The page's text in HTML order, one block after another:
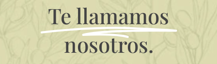
Te llamamos
nosotros.